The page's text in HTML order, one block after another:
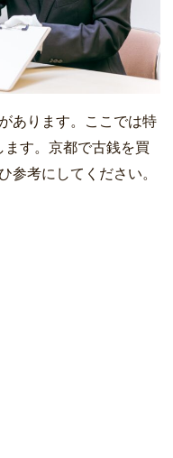
あります。ここでは特
す。京都で古銭を買
参考にしてください。